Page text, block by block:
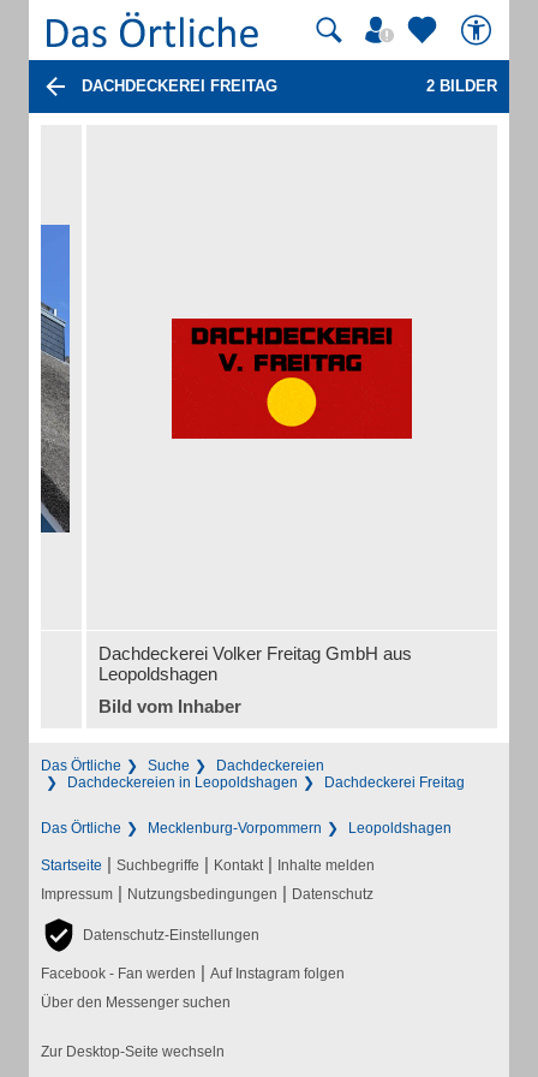
DACHDECKEREI FREITAG 2 BILDER
Dachdeckerei Volker Freitag GmbH aus
Leopoldshagen
Bild vom Inhaber
Das Örtliche Suche
Dachdeckereien
Dachdeckereien in Leopoldshagen
Dachdeckerei Freitag
Das Örtliche Mecklenburg-Vorpommern Leopoldshagen
Startseite | Suchbegriffe | Kontakt | Inhalte melden
Impressum | Nutzungsbedingungen | Datenschutz
Datenschutz-Einstellungen
Facebook - Fan werden | Auf Instagram folgen
Über den Messenger suchen
Zur Desktop-Seite wechseln